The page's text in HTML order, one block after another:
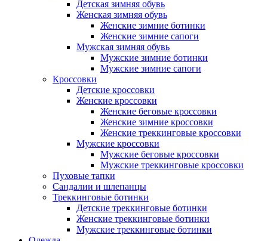
Детская зимняя обувь
Женская зимняя обувь
Женские зимние ботинки
Женские зимние сапоги
Мужская зимняя обувь
Мужские зимние ботинки
Мужские зимние сапоги
Кроссовки
Детские кроссовки
Женские кроссовки
Женские беговые кроссовки
Женские зимние кроссовки
Женские треккинговые кроссовки
Мужские кроссовки
Мужские беговые кроссовки
Мужские треккинговые кроссовки
Пуховые тапки
Сандалии и шлепанцы
Треккинговые ботинки
Детские треккинговые ботинки
Женские треккинговые ботинки
Мужские треккинговые ботинки